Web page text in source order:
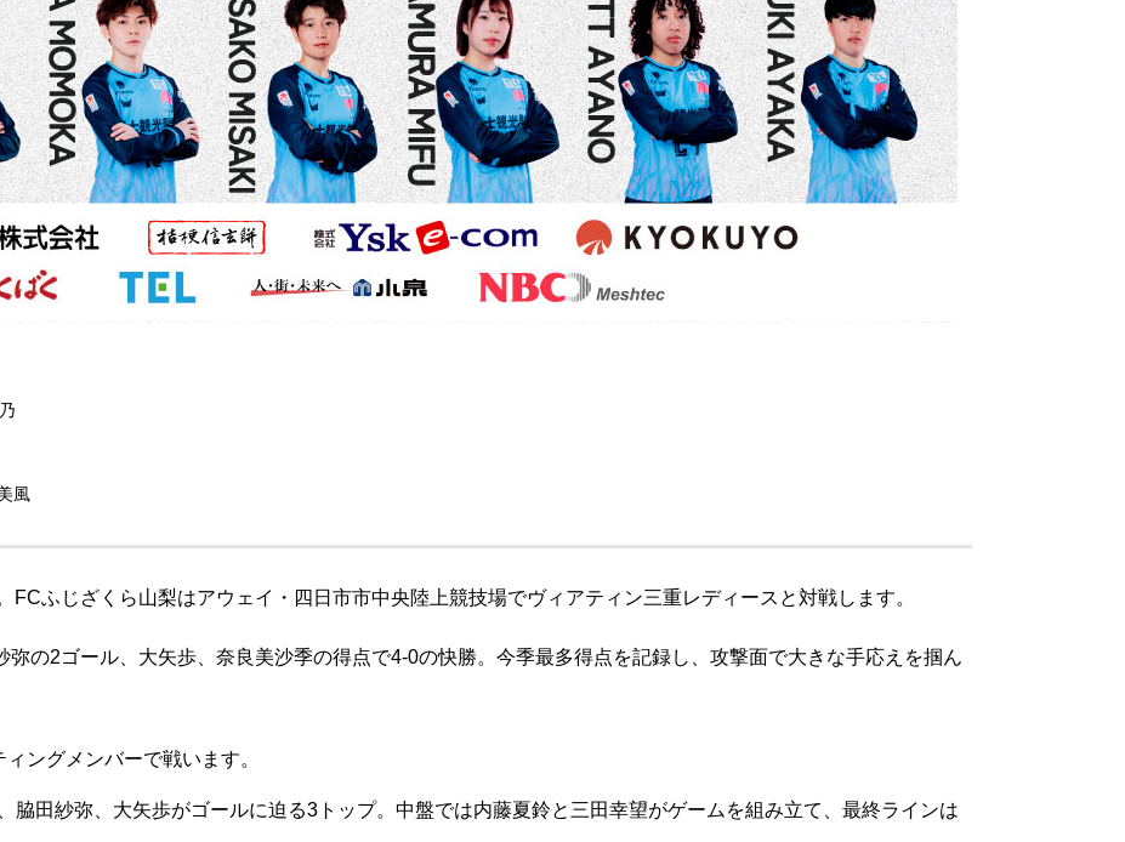
風
FCふじざくら山梨はアウェイ・ 四日市市中央陸上競技場でヴィアティン三重レディースと対戦しま す。
の2ゴール、 大矢歩、奈良美沙季の得点で4-0の快勝。 今季最多得点を記録し、 攻撃面で大きな手応えを掴ん
ングメンバーで戦います。
脇田紗弥、 大矢歩がゴールに迫る3トップ。 中盤では内藤夏鈴と三田幸望がゲームを組み立て、 最終ラインは